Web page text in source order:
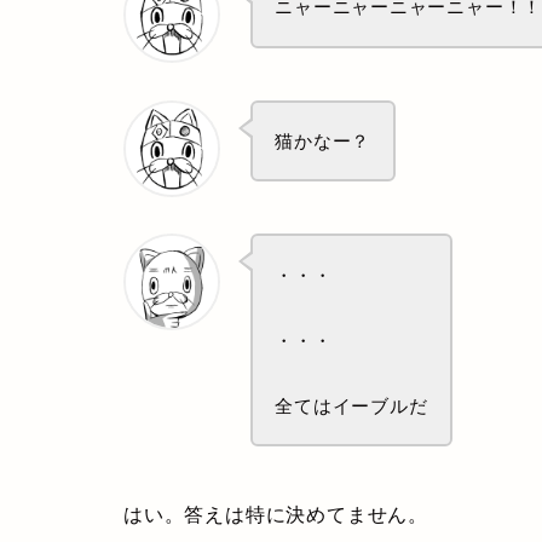
ニャーニャーニャーニャー！！
猫かなー？
・・・
・・・
全てはイーブルだ
はい。答えは特に決めてません。